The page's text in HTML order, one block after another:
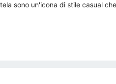
sono un'icona di stile casual